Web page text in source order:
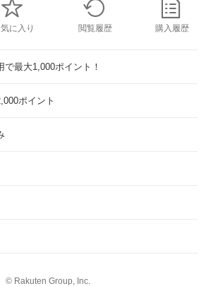
に入り 閲覧履歴 購入履歴
最大1,000ポイント！
ポイント
© Rakuten Group, Inc.